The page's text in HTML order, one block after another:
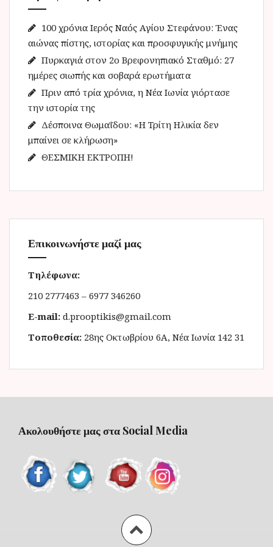
η
γ
ι
α
:
100 χρόνια Ιερός Ναός Αγίου Στεφάνου: Ένας
αιώνας πίστης, ιστορίας και προσφυγικής μνήμης
Πυρκαγιά στον 2ο Βρεφονηπιακό Σταθμό: 27
ημέρες σιωπής και σοβαρά ερωτήματα
Πριν από τρία χρόνια, η Νέα Ιωνία γιόρτασε
την ιστορία της
Δέσποινα Θωμαΐδου: «Η Τρίτη Ηλικία δεν
μπαίνει σε κλήρωση»
ΘΕΣΜΙΚΗ ΕΚΤΡΟΠΗ!
Επικοινωνήστε μαζί μας
Τηλέφωνα:
210 2777463 – 6977 346260
E-mail: d.prooptikis@gmail.com
Τοποθεσία: 28ης Οκτωβρίου 6Α, Νέα Ιωνία 142 31
Ακολουθήστε μας στα Social Media